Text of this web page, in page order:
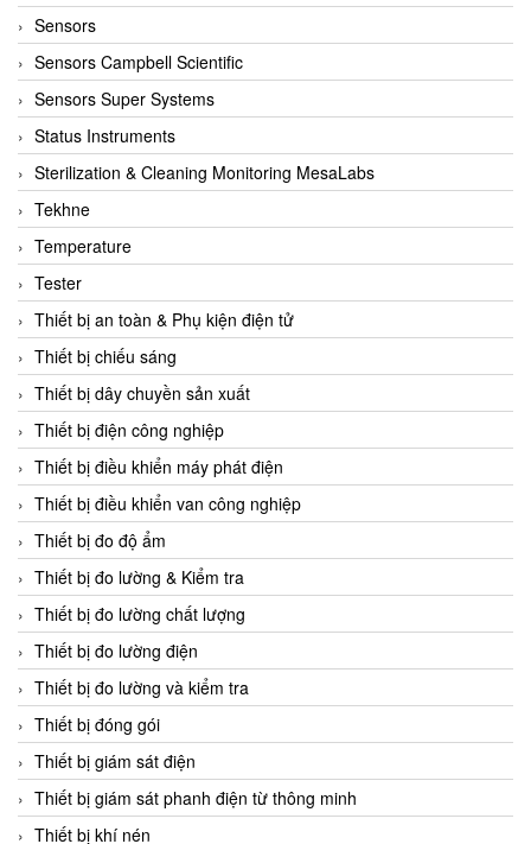
Calectro
Campbell Scientific
Canneed Vietnam
Cantoni
CAPS
CAREL Parts
CCS
CD Automation
CEAG Sicherheitst
CEIA Vietnam
Celduc Vietnam
Cemb
Centec GmbH
CEQUBE
CHAUVIN ARNOUX
Checkline
Chino
Chiyoda Seiki
Chiyoda-Tsusho
Chongqing Huaneng
Chromalox
ChuanYi
CIC
Sensors
Sensors Campbell Scientific
Sensors Super Systems
Status Instruments
Sterilization & Cleaning Monitoring MesaLabs
Tekhne
Temperature
Tester
Thiết bị an toàn & Phụ kiện điện tử
Thiết bị chiếu sáng
Thiết bị dây chuyền sản xuất
Thiết bị điện công nghiệp
Thiết bị điều khiển máy phát điện
Thiết bị điều khiển van công nghiệp
Thiết bị đo độ ẩm
Thiết bị đo lường & Kiểm tra
Thiết bị đo lường chất lượng
Thiết bị đo lường điện
Thiết bị đo lường và kiểm tra
Thiết bị đóng gói
Thiết bị giám sát điện
Thiết bị giám sát phanh điện từ thông minh
Thiết bị khí nén